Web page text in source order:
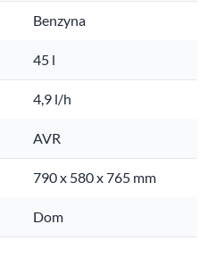
Benzyna
45 l
4,9 l/h
AVR
790 x 580 x 765 mm
Dom